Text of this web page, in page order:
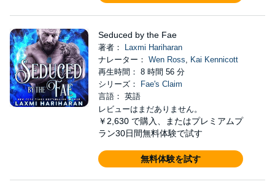
Seduced by the Fae
著者：
Laxmi Hariharan
ナレーター： Wen Ross, Kai Kennicott
再生時間： 8 時間 56 分
シリーズ：
Fae's Claim
言語： 英語
レビューはまだありません。
￥2,630 で購入、またはプレミアムプ
ラン30日間無料体験で試す
無料体験を試す